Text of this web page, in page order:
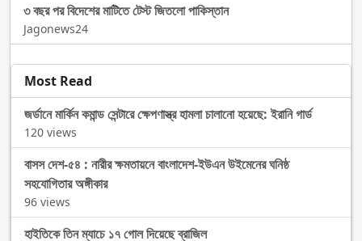
৩ বছর পর বিদেশের মাটিতে টেস্ট জিতলো পাকিস্তান
Jagonews24
Most Read
জর্ডানে মার্কিন কমান্ড সেন্টারে ক্ষেপণাস্ত্র হামলা চালানো হয়েছে: ইরানি গার্ড
120 views
বাসস দেশ-৫৪ : নারীর ক্ষমতায়নে বাংলাদেশ-ইউএন উইমেনের ঘনিষ্ঠ
সহযোগিতার অঙ্গীকার
96 views
হাইতিকে তিন ম্যাচে ১৭ গোল দিয়েছে ব্রাজিল